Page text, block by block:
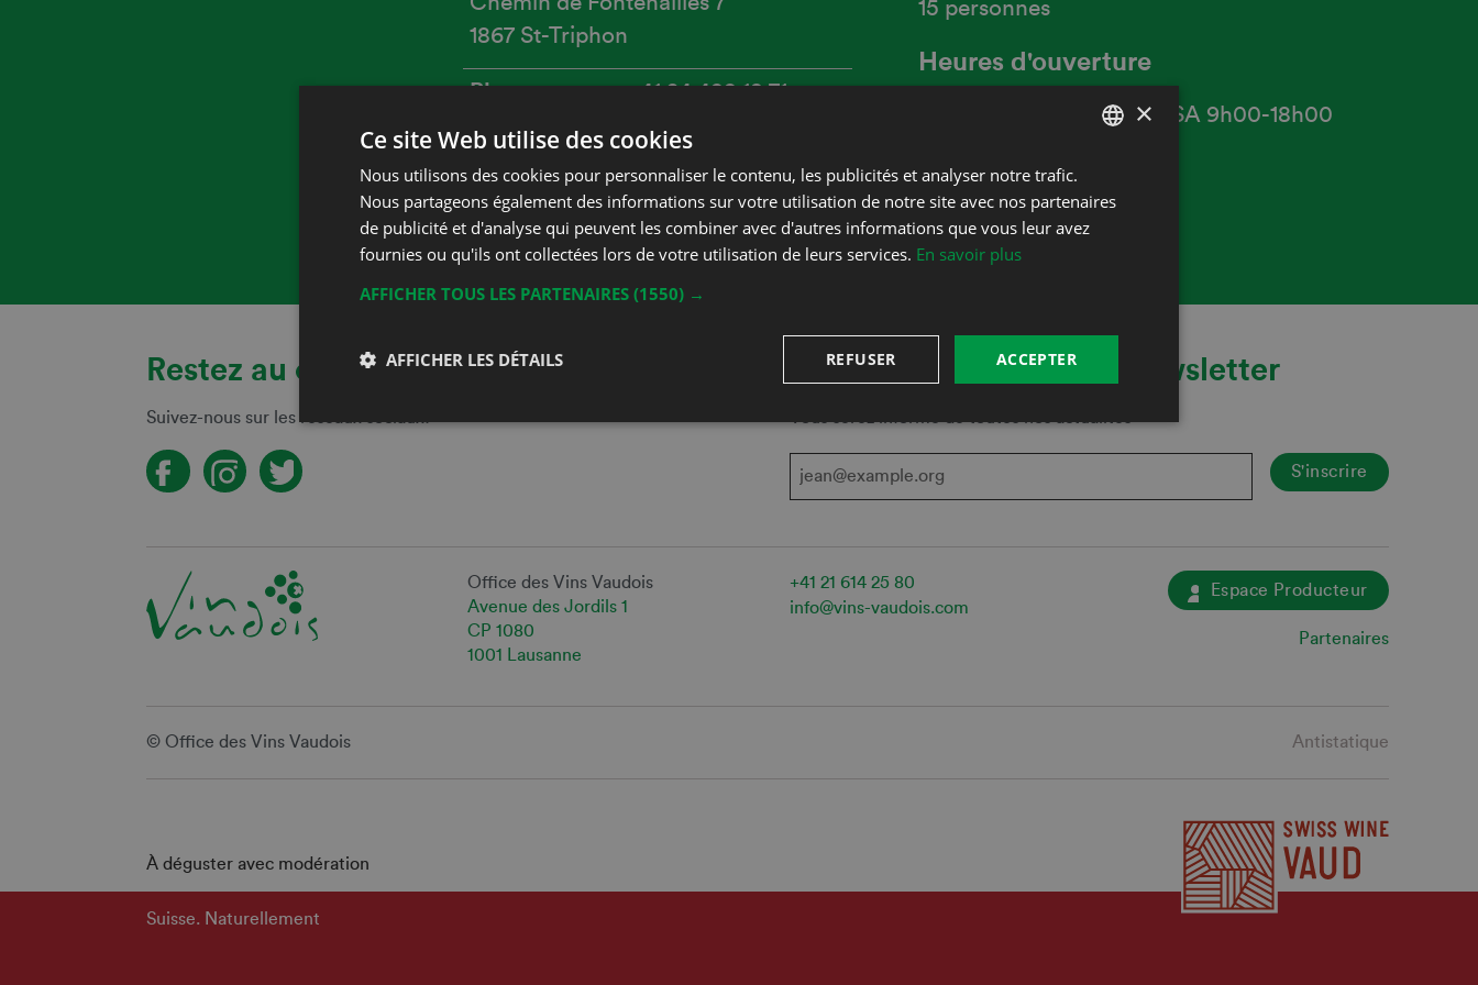
1867 St-Triphon
Phone +41 24 499 18 71
Mobile +41 79 527 24 60
E-mail info@cochard.ch
Website cochard.ch
15 personnes
Heures d'ouverture
LU-VE sur Rendez-vous, SA 9h00-18h00
Restez au courant!
Suivez-nous sur les réseaux sociaux!
Inscrivez-vous à notre newsletter
Office des Vins Vaudois
Avenue des Jordils 1
CP 1080
1001 Lausanne
+41 21 614 25 80
info@vins-vaudois.com
Espace Producteur
Partenaires
© Office des Vins Vaudois Antistatique
À déguster avec modération
Suisse. Naturellement
DEUTSCH
×
Ce site Web utilise des cookies
Nous utilisons des cookies pour personnaliser le contenu, les publicités et analyser notre trafic.
Nous partageons également des informations sur votre utilisation de notre site avec nos partenaires
de publicité et d'analyse qui peuvent les combiner avec d'autres informations que vous leur avez
fournies ou qu'ils ont collectées lors de votre utilisation de leurs services. En savoir plus
AFFICHER TOUS LES PARTENAIRES (1550) →
ACCEPTER
REFUSER
AFFICHER LES DÉTAILS